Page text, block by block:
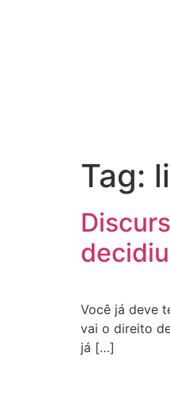
Tag:
Você já deve
vai o direito
já […]